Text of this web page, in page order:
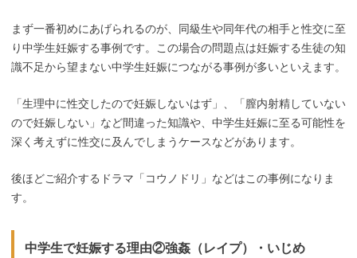
まず一番初めにあげられるのが、同級生や同年代の相手と性交に至
り中学生妊娠する事例です。この場合の問題点は妊娠する生徒の知
識不足から望まない中学生妊娠につながる事例が多いといえます。
「生理中に性交したので妊娠しないはず」、「膣内射精していない
ので妊娠しない」など間違った知識や、中学生妊娠に至る可能性を
深く考えずに性交に及んでしまうケースなどがあります。
後ほどご紹介するドラマ「コウノドリ」などはこの事例になりま
す。
中学生で妊娠する理由②強姦（レイプ）・いじめ